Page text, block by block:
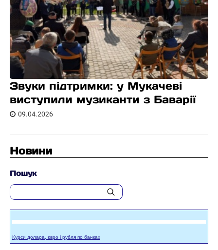
Звуки підтримки: у Мукачеві
виступили музиканти з Баварії
09.04.2026
Новини
Пошук
Курси долара, євро і рубля по банках